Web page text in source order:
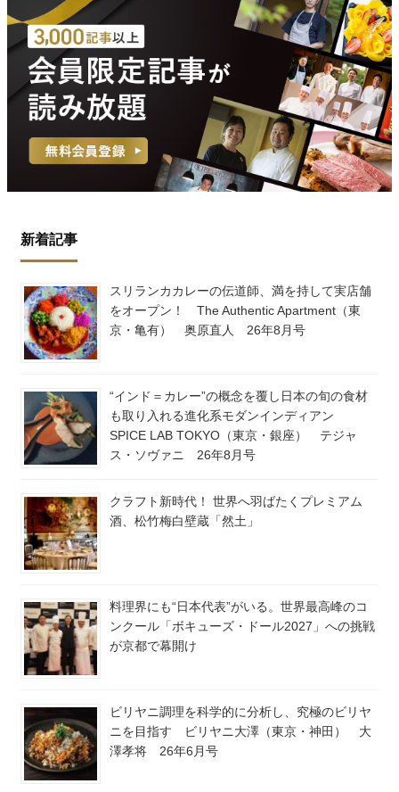
新着記事
スリランカカレーの伝道師、満を持して実店舗
をオープン！ The Authentic Apartment（東
京・亀有） 奥原直人 26年8月号
“インド＝カレー”の概念を覆し日本の旬の食材
も取り入れる進化系モダンインディアン
SPICE LAB TOKYO（東京・銀座） テジャ
ス・ソヴァニ 26年8月号
クラフト新時代！ 世界へ羽ばたくプレミアム
酒、松竹梅白壁蔵「然土」
料理界にも“日本代表”がいる。世界最高峰のコ
ンクール「ボキューズ・ドール2027」への挑戦
が京都で幕開け
ビリヤニ調理を科学的に分析し、究極のビリヤ
ニを目指す ビリヤニ大澤（東京・神田） 大
澤孝将 26年6月号